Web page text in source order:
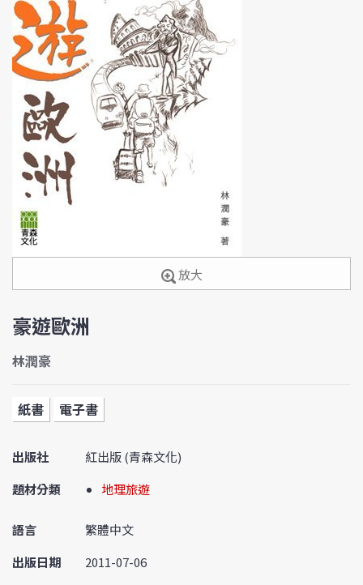
放大
豪遊歐洲
林潤豪
紙書 電子書
出版社
紅出版 (青森文化)
題材分類
地理旅遊
語言
繁體中文
出版日期
2011-07-06